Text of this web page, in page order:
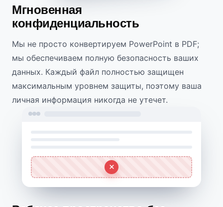
Мгновенная
конфиденциальность
Мы не просто конвертируем PowerPoint в PDF;
мы обеспечиваем полную безопасность ваших
данных. Каждый файл полностью защищен
максимальным уровнем защиты, поэтому ваша
личная информация никогда не утечет.